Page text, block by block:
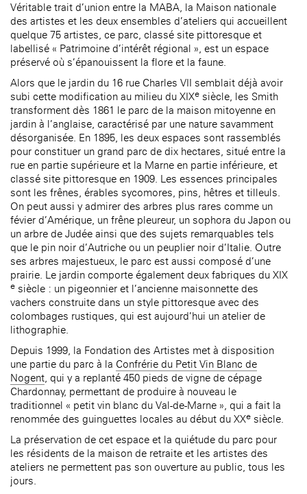
Véritable trait d’union entre la MABA, la Maison nationale
des artistes et les deux ensembles d’ateliers qui accueillent
quelque 75 artistes, ce parc, classé site pittoresque et
labellisé « Patrimoine d’intérêt régional », est un espace
préservé où s’épanouissent la flore et la faune.
Alors que le jardin du 16 rue Charles VII semblait déjà avoir
subi cette modification au milieu du XIXe siècle, les Smith
transforment dès 1861 le parc de la maison mitoyenne en
jardin à l’anglaise, caractérisé par une nature savamment
désorganisée. En 1895, les deux espaces sont rassemblés
pour constituer un grand parc de dix hectares, situé entre la
rue en partie supérieure et la Marne en partie inférieure, et
classé site pittoresque en 1909. Les essences principales
sont les frênes, érables sycomores, pins, hêtres et tilleuls.
On peut aussi y admirer des arbres plus rares comme un
févier d’Amérique, un frêne pleureur, un sophora du Japon ou
un arbre de Judée ainsi que des sujets remarquables tels
que le pin noir d’Autriche ou un peuplier noir d’Italie. Outre
ses arbres majestueux, le parc est aussi composé d’une
prairie. Le jardin comporte également deux fabriques du XIX
e siècle : un pigeonnier et l’ancienne maisonnette des
vachers construite dans un style pittoresque avec des
colombages rustiques, qui est aujourd’hui un atelier de
lithographie.
Depuis 1999, la Fondation des Artistes met à disposition
une partie du parc à la Confrérie du Petit Vin Blanc de
Nogent, qui y a replanté 450 pieds de vigne de cépage
Chardonnay, permettant de produire à nouveau le
traditionnel « petit vin blanc du Val-de-Marne », qui a fait la
renommée des guinguettes locales au début du XXe siècle.
La préservation de cet espace et la quiétude du parc pour
les résidents de la maison de retraite et les artistes des
ateliers ne permettent pas son ouverture au public, tous les
jours.
française à l’international
Produire, dans la résidence
deMoly-Sabata
Accompagner le grand
âge, à la
des artistes(EHPAD)
Infos pratiques
Accueil de la
Fondation des Artistes
Accueil de la
Fondation des Artistes